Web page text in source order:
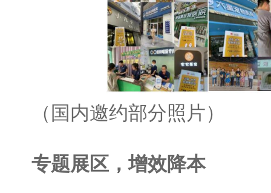
（国内邀约部分照片）
专题展区，增效降本